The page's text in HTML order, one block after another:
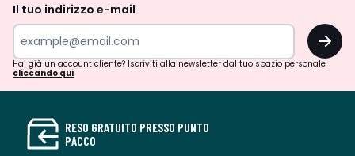
Il tuo indirizzo e-mail
OK
Hai già un account cliente? Iscriviti alla newsletter dal tuo spazio personale
cliccando qui
RESO GRATUITO PRESSO PUNTO
PACCO